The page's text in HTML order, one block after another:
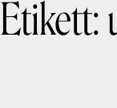
Skip
Etikett: